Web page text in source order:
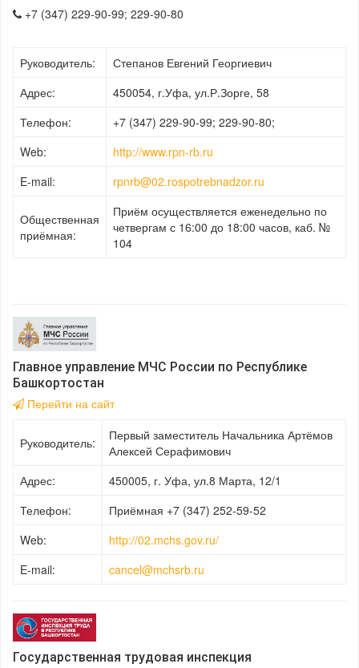
+7 (347) 229-90-99; 229-90-80
Руководитель:
Степанов Евгений Георгиевич
Адрес:
450054, г.Уфа, ул.Р.Зорге, 58
Телефон:
+7 (347) 229-90-99; 229-90-80;
Web:
http://www.rpn-rb.ru
E-mail:
rpnrb@02.rospotrebnadzor.ru
Общественная
приёмная:
Приём осуществляется еженедельно по
четвергам с 16:00 до 18:00 часов, каб. №
104
Главное управление МЧС России по Республике
Башкортостан
Перейти на сайт
Руководитель:
Первый заместитель Начальника Артёмов
Алексей Серафимович
Адрес:
450005, г. Уфа, ул.8 Марта, 12/1
Телефон:
Приёмная +7 (347) 252-59-52
Web:
http://02.mchs.gov.ru/
E-mail:
cancel@mchsrb.ru
Государственная трудовая инспекция